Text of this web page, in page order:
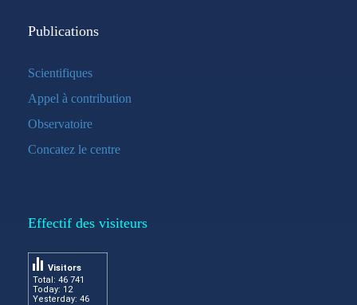
Publications
Scientifiques
Appel à contribution
Observatoire
Concatez le centre
Effectif des visiteurs
Total: 46 741
Today: 12
Yesterday: 46
Visitors